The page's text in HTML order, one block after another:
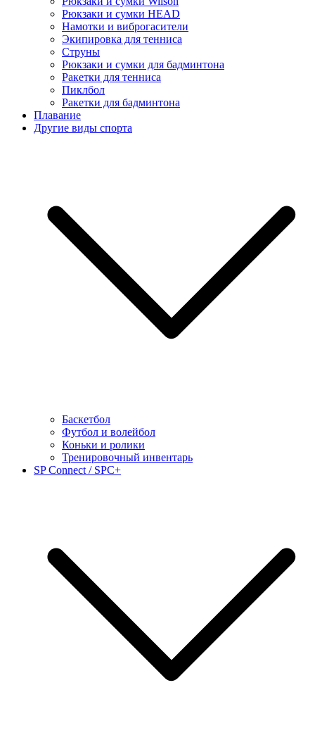
Рюкзаки и сумки HEAD
Намотки и виброгасители
Экипировка для тенниса
Струны
Рюкзаки и сумки для бадминтона
Ракетки для тенниса
Пиклбол
Ракетки для бадминтона
Плавание
Другие виды спорта
Баскетбол
Футбол и волейбол
Коньки и ролики
Тренировочный инвентарь
SP Connect / SPC+